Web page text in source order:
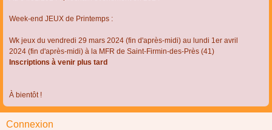
Week-end JEUX de Printemps :
Wk jeux du vendredi 29 mars 2024 (fin d'après-midi) au lundi 1er avril
2024 (fin d'après-midi) à la MFR de Saint-Firmin-des-Près (41)
Inscriptions à venir plus tard
À bientôt !
Connexion